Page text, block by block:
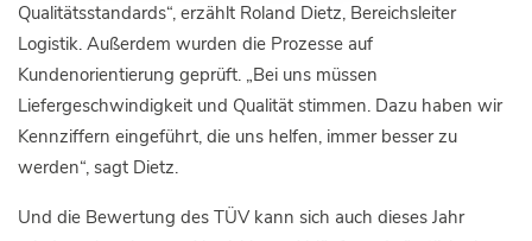
Qualitätsstandards“, erzählt Roland Dietz, Bereichsleiter
Logistik. Außerdem wurden die Prozesse auf
Kundenorientierung geprüft. „Bei uns müssen
Liefergeschwindigkeit und Qualität stimmen. Dazu haben wir
Kennziffern eingeführt, die uns helfen, immer besser zu
werden“, sagt Dietz.
Und die Bewertung des TÜV kann sich auch dieses Jahr